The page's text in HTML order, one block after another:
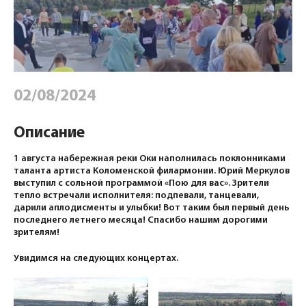
02/08/2024
Описание
1 августа набережная реки Оки наполнилась поклонниками
таланта артиста Коломенской филармонии. Юрий Меркулов
выступил с сольной программой «Пою для вас». Зрители
тепло встречали исполнителя: подпевали, танцевали,
дарили аплодисменты и улыбки! Вот таким был первый день
последнего летнего месяца! Спасибо нашим дорогими
зрителям!
Увидимся на следующих концертах.